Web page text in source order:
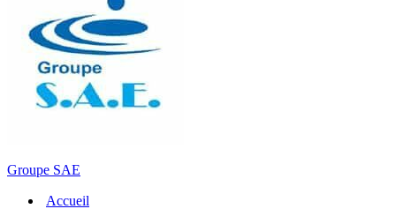
Groupe SAE
Accueil